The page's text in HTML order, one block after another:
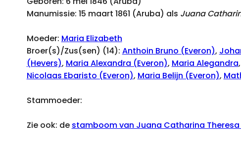
Manumissie: 15 maart 1861 (Aruba) als Juana
Moeder: Maria Elizabeth
Broer(s)/Zus(sen) (14): Anthoin Bruno (Everon),
(Hevers), Maria Alexandra (Everon), Maria Alegandra,
Nicolaas Ebaristo (Everon), Maria Belijn (Everon),
Stammoeder:
Zie ook: de stamboom van Juana Catharina Theresa